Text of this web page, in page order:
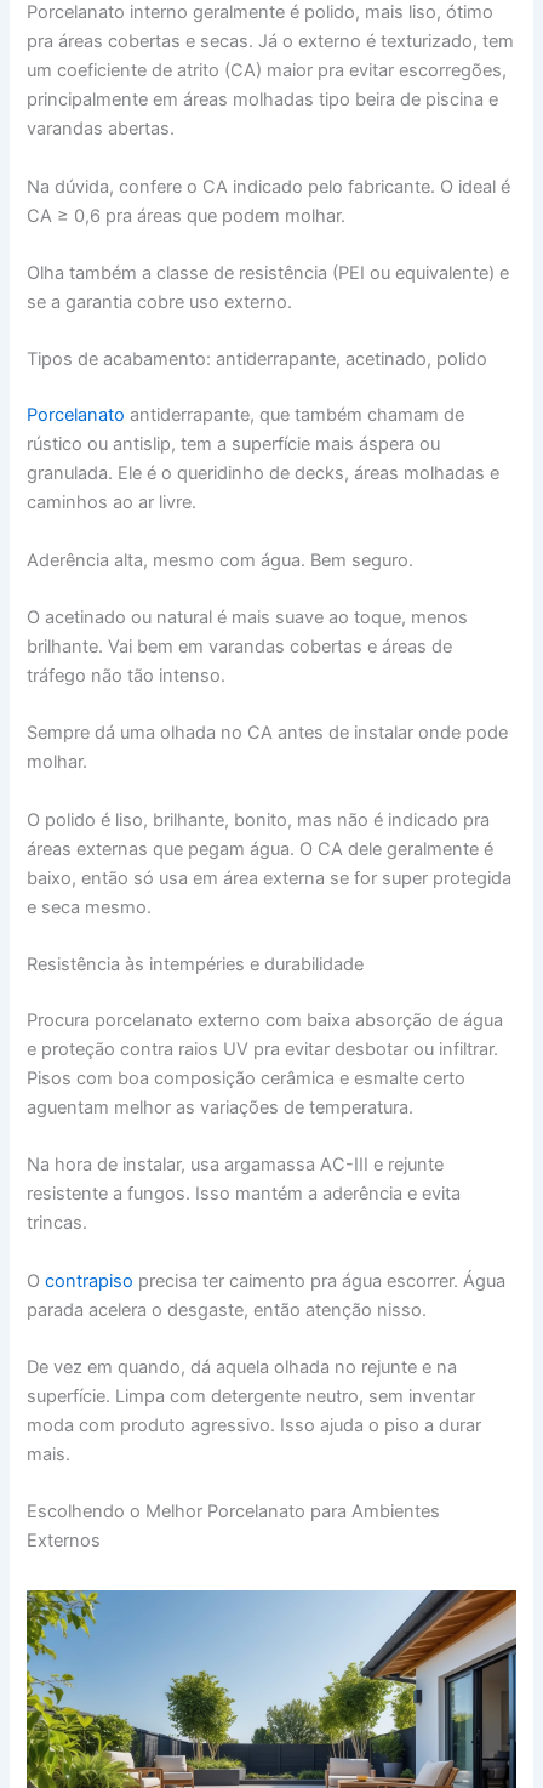
Porcelanato interno geralmente é polido, mais liso, ótimo
pra áreas cobertas e secas. Já o externo é texturizado, tem
um coeficiente de atrito (CA) maior pra evitar escorregões,
principalmente em áreas molhadas tipo beira de piscina e
varandas abertas.
Na dúvida, confere o CA indicado pelo fabricante. O ideal é
CA ≥ 0,6 pra áreas que podem molhar.
Olha também a classe de resistência (PEI ou equivalente) e
se a garantia cobre uso externo.
Tipos de acabamento: antiderrapante, acetinado, polido
Porcelanato antiderrapante, que também chamam de
rústico ou antislip, tem a superfície mais áspera ou
granulada. Ele é o queridinho de decks, áreas molhadas e
caminhos ao ar livre.
Aderência alta, mesmo com água. Bem seguro.
O acetinado ou natural é mais suave ao toque, menos
brilhante. Vai bem em varandas cobertas e áreas de
tráfego não tão intenso.
Sempre dá uma olhada no CA antes de instalar onde pode
molhar.
O polido é liso, brilhante, bonito, mas não é indicado pra
áreas externas que pegam água. O CA dele geralmente é
baixo, então só usa em área externa se for super protegida
e seca mesmo.
Resistência às intempéries e durabilidade
Procura porcelanato externo com baixa absorção de água
e proteção contra raios UV pra evitar desbotar ou infiltrar.
Pisos com boa composição cerâmica e esmalte certo
aguentam melhor as variações de temperatura.
Na hora de instalar, usa argamassa AC-III e rejunte
resistente a fungos. Isso mantém a aderência e evita
trincas.
Ocontrapiso precisa ter caimento pra água escorrer. Água
parada acelera o desgaste, então atenção nisso.
De vez em quando, dá aquela olhada no rejunte e na
superfície. Limpa com detergente neutro, sem inventar
moda com produto agressivo. Isso ajuda o piso a durar
mais.
Escolhendo o Melhor Porcelanato para Ambientes
Externos